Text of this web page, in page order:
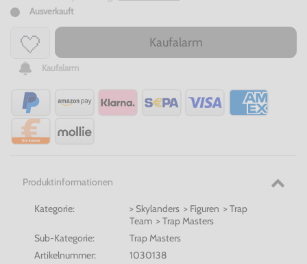
Ausverkauft
Kaufalarm
Kaufalarm
Produktinformationen
Kategorie:
> Skylanders > Figuren > Trap
Team > Trap Masters
Sub-Kategorie:
Trap Masters
Artikelnummer:
1030138